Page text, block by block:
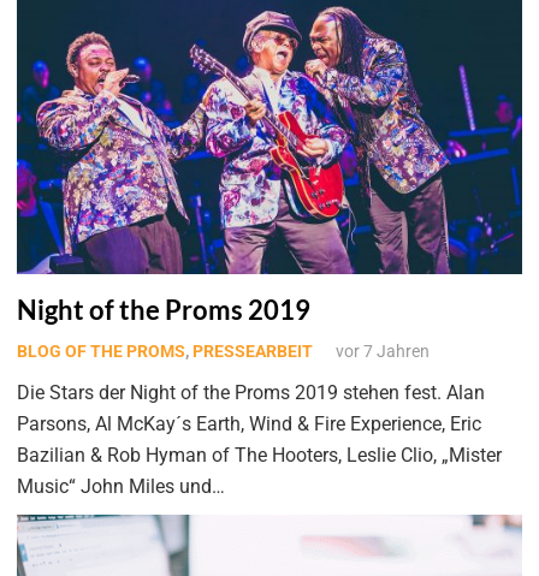
Night of the Proms 2019
BLOG OF THE PROMS,PRESSEARBEIT vor 7 Jahren
Die Stars der Night of the Proms 2019 stehen fest. Alan
Parsons, Al McKay´s Earth, Wind & Fire Experience, Eric
Bazilian & Rob Hyman of The Hooters, Leslie Clio, „Mister
Music“ John Miles und…